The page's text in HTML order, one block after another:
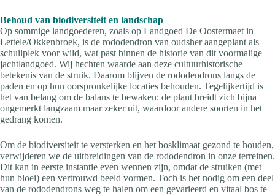
Behoud van biodiversiteit en landschap
Op sommige landgoederen, zoals op Landgoed De Oostermaet in
Lettele/Okkenbroek, is de rododendron van oudsher aangeplant als
schuilplek voor wild, wat past binnen de historie van dit voormalige
jachtlandgoed. Wij hechten waarde aan deze cultuurhistorische
betekenis van de struik. Daarom blijven de rododendrons langs de
paden en op hun oorspronkelijke locaties behouden. Tegelijkertijd is
het van belang om de balans te bewaken: de plant breidt zich bijna
ongemerkt langzaam maar zeker uit, waardoor andere soorten in het
gedrang komen.
Om de biodiversiteit te versterken en het bosklimaat gezond te houden,
verwijderen we de uitbreidingen van de rododendron in onze terreinen.
Dit kan in eerste instantie even wennen zijn, omdat de struiken (met
hun bloei) een vertrouwd beeld vormen. Toch is het nodig om een deel
van de rododendrons weg te halen om een gevarieerd en vitaal bos te